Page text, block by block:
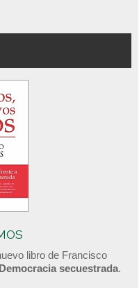
libro de Francisco
Democracia secuestrada.